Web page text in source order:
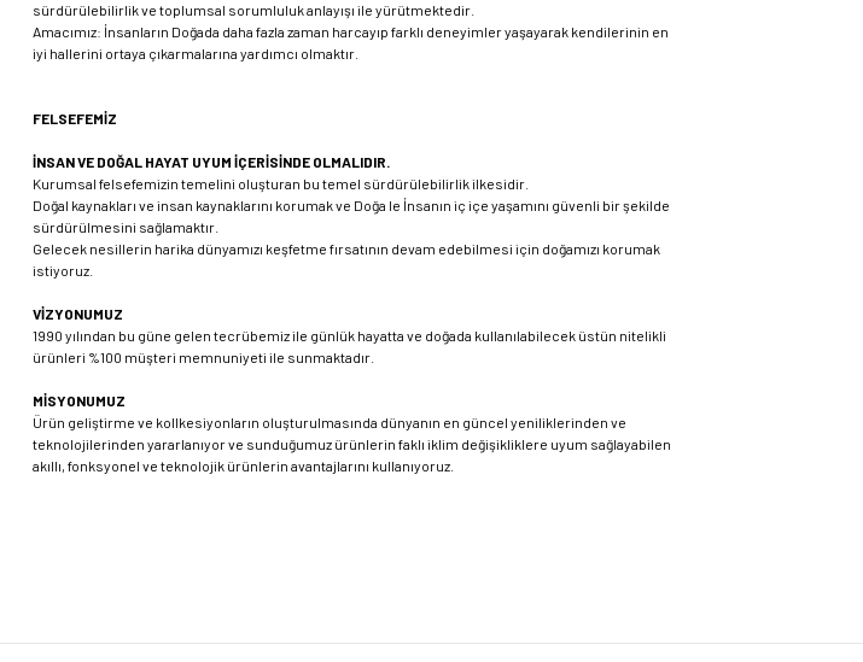
sürdürülebilirlik ve toplumsal sorumluluk anlayışı ile yürütmektedir.
Amacımız: İnsanların Doğada daha fazla zaman harcayıp farklı deneyimler yaşayarak kendilerinin en
iyi hallerini ortaya çıkarmalarına yardımcı olmaktır.
FELSEFEMİZ
İNSAN VE DOĞAL HAYAT UYUM İÇERİSİNDE OLMALIDIR.
Kurumsal felsefemizin temelini oluşturan bu temel sürdürülebilirlik ilkesidir.
Doğal kaynakları ve insan kaynaklarını korumak ve Doğa le İnsanın iç içe yaşamını güvenli bir şekilde
sürdürülmesini sağlamaktır.
Gelecek nesillerin harika dünyamızı keşfetme fırsatının devam edebilmesi için doğamızı korumak
istiyoruz.
VİZYONUMUZ
1990 yılından bu güne gelen tecrübemiz ile günlük hayatta ve doğada kullanılabilecek üstün nitelikli
ürünleri %100 müşteri memnuniyeti ile sunmaktadır.
MİSYONUMUZ
Ürün geliştirme ve kollkesiyonların oluşturulmasında dünyanın en güncel yeniliklerinden ve
teknolojilerinden yararlanıyor ve sunduğumuz ürünlerin faklı iklim değişikliklere uyum sağlayabilen
akıllı, fonksyonel ve teknolojik ürünlerin avantajlarını kullanıyoruz.